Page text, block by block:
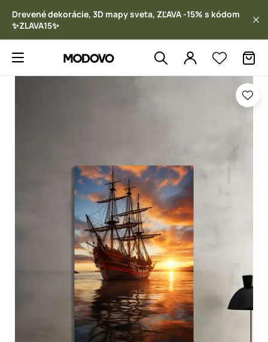
Drevené dekorácie, 3D mapy sveta, ZĽAVA -15% s kódom
✨ZLAVA15✨